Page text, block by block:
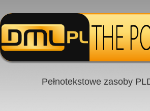
Pełnotekstowe zasoby